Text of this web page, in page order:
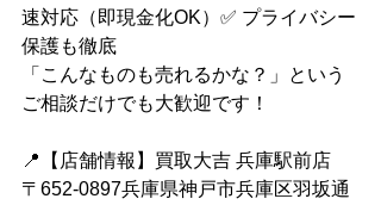
速対応（即現金化OK）✅ プライバシー
保護も徹底
「こんなものも売れるかな？」という
ご相談だけでも大歓迎です！
📍【店舗情報】買取大吉 兵庫駅前店
〒652-0897兵庫県神戸市兵庫区羽坂通